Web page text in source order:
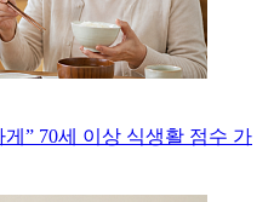
” 70세 이상 식생활 점수 가